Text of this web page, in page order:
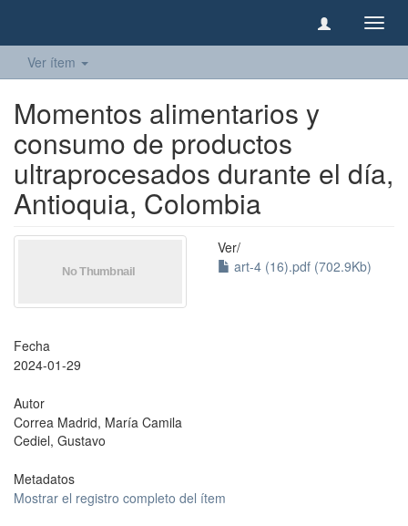
Ver ítem
Momentos alimentarios y
consumo de productos
ultraprocesados durante el día,
Antioquia, Colombia
Ver/
art-4 (16).pdf (702.9Kb)
Fecha
2024-01-29
Autor
Correa Madrid, María Camila
Cediel, Gustavo
Metadatos
Mostrar el registro completo del ítem